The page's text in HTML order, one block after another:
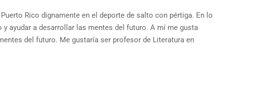
Rico dignamente en el deporte de salto con pértiga. En lo
ayudar a desarrollar las mentes del futuro. A mí me gusta
del futuro. Me gustaría ser profesor de Literatura en